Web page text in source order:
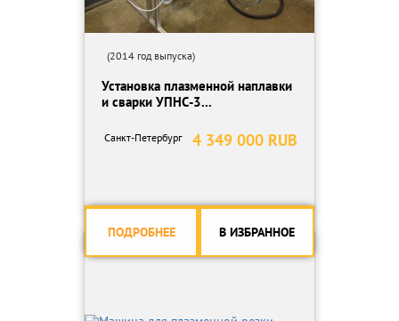
(2014 год выпуска)
Установка плазменной наплавки
и сварки УПНС-3...
4 349 000 RUB
Санкт-Петербург
ПОДРОБНЕЕ В ИЗБРАННОЕ